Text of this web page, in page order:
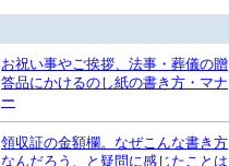
お祝い事やご挨拶、法事・葬儀の贈
答品にかけるのし紙の書き方・マナ
ー
領収証の金額欄。なぜこんな書き方
なんだろう、と疑問に感じたことは